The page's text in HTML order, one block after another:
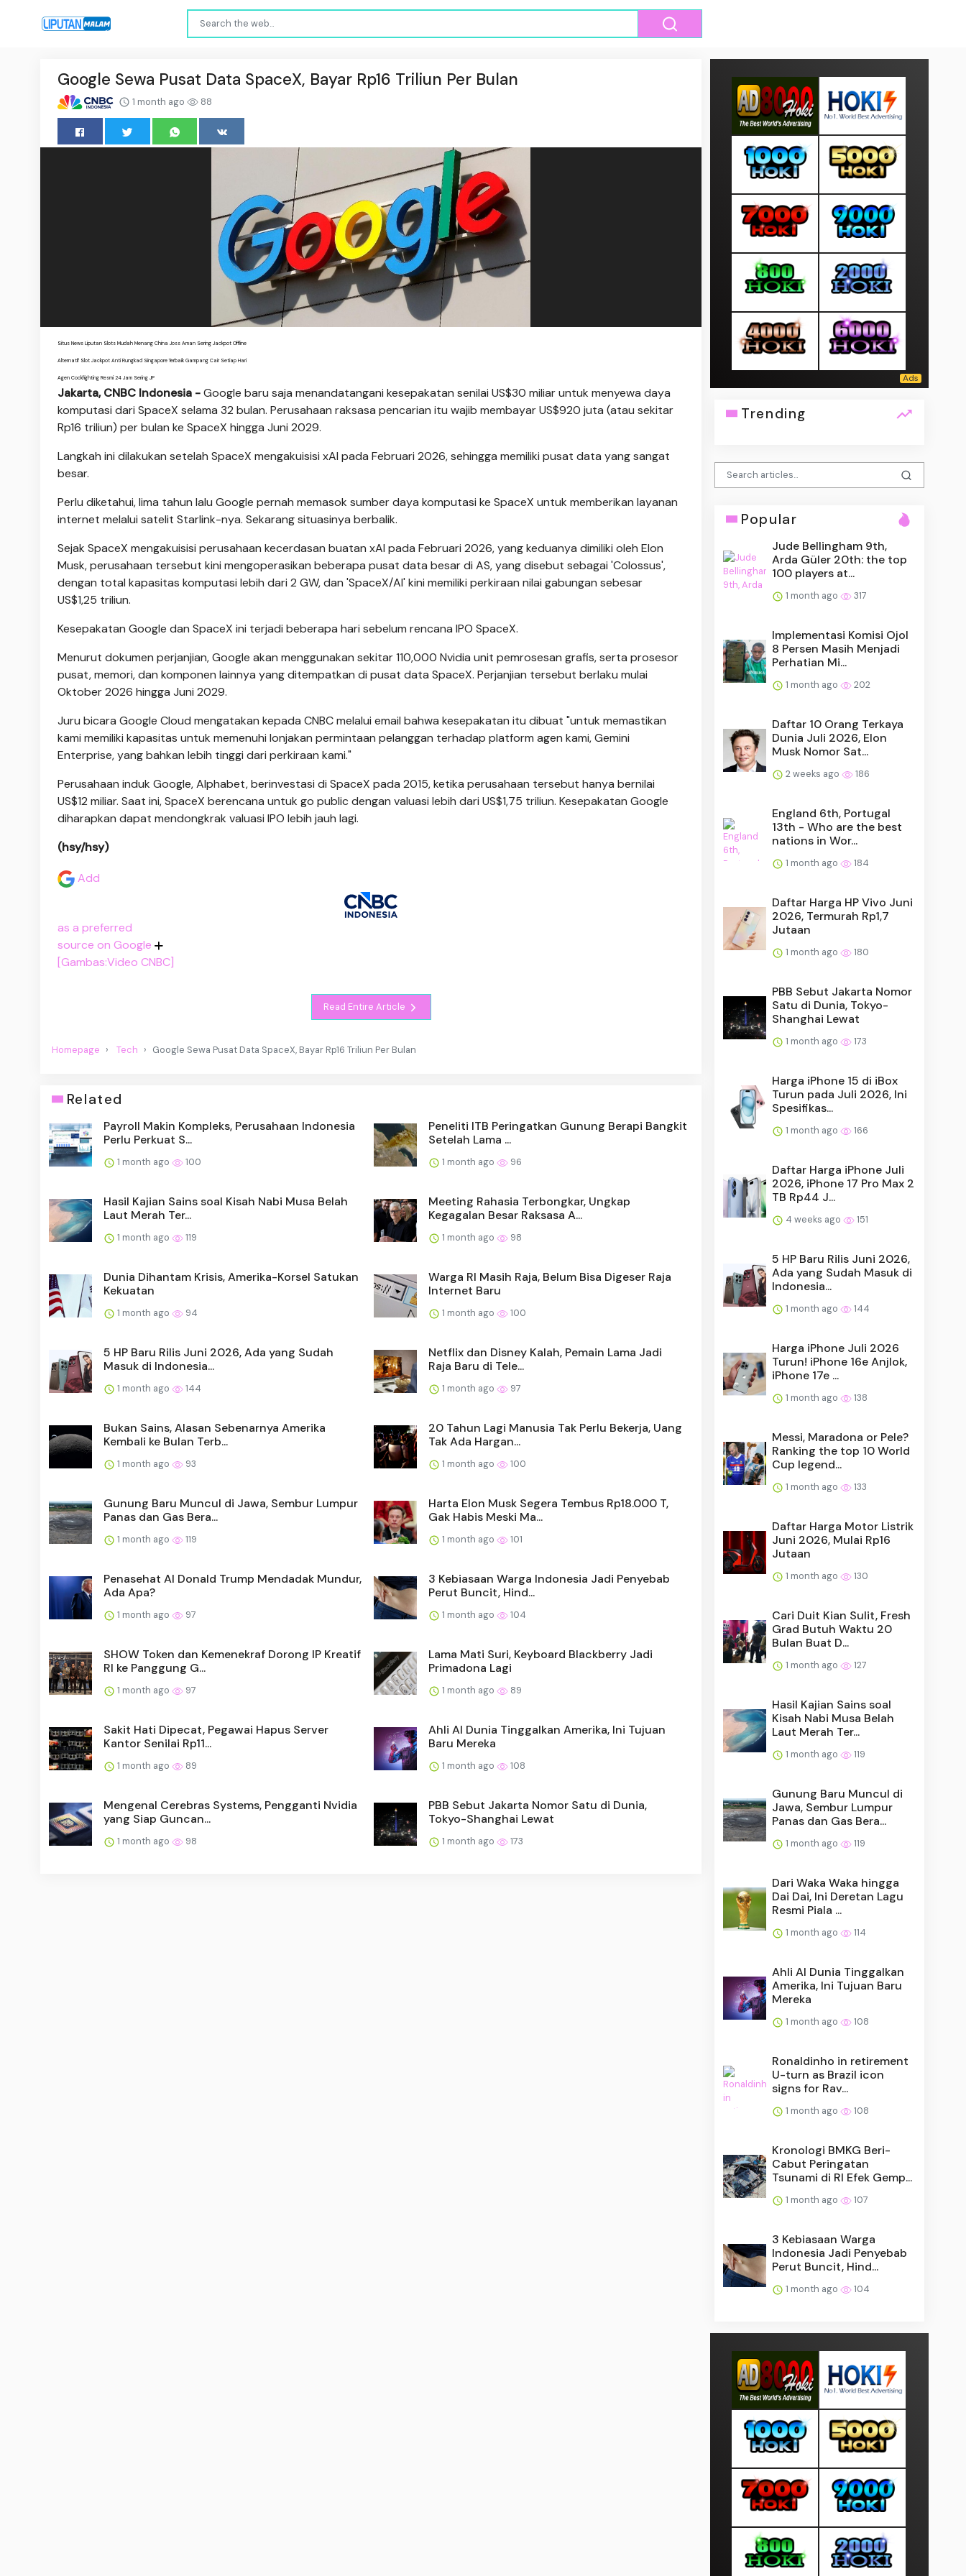
Google Sewa Pusat Data SpaceX, Bayar Rp16 Triliun Per Bulan
1 month ago 88
Situs News Liputan Slots Mudah Menang China Joss Aman Sering Jackpot Offline
Alternatif Slot Jackpot Anti Rungkad Singapore Terbaik Gampang Cair Setiap Hari
Agen Cockfighting Resmi 24 Jam Sering JP
Jakarta, CNBC Indonesia -Google baru saja menandatangani kesepakatan senilai US$30 miliar untuk menyewa daya
komputasi dari SpaceX selama 32 bulan. Perusahaan raksasa pencarian itu wajib membayar US$920 juta (atau sekitar
Rp16 triliun) per bulan ke SpaceX hingga Juni 2029.
Langkah ini dilakukan setelah SpaceX mengakuisisi xAI pada Februari 2026, sehingga memiliki pusat data yang sangat
besar.
Perlu diketahui, lima tahun lalu Google pernah memasok sumber daya komputasi ke SpaceX untuk memberikan layanan
internet melalui satelit Starlink-nya. Sekarang situasinya berbalik.
Sejak SpaceX mengakuisisi perusahaan kecerdasan buatan xAI pada Februari 2026, yang keduanya dimiliki oleh Elon
Musk, perusahaan tersebut kini mengoperasikan beberapa pusat data besar di AS, yang disebut sebagai 'Colossus',
dengan total kapasitas komputasi lebih dari 2 GW, dan 'SpaceX/AI' kini memiliki perkiraan nilai gabungan sebesar
US$1,25 triliun.
Kesepakatan Google dan SpaceX ini terjadi beberapa hari sebelum rencana IPO SpaceX.
Menurut dokumen perjanjian, Google akan menggunakan sekitar 110,000 Nvidia unit pemrosesan grafis, serta prosesor
pusat, memori, dan komponen lainnya yang ditempatkan di pusat data SpaceX. Perjanjian tersebut berlaku mulai
Oktober 2026 hingga Juni 2029.
Juru bicara Google Cloud mengatakan kepada CNBC melalui email bahwa kesepakatan itu dibuat "untuk memastikan
kami memiliki kapasitas untuk memenuhi lonjakan permintaan pelanggan terhadap platform agen kami, Gemini
Enterprise, yang bahkan lebih tinggi dari perkiraan kami."
Perusahaan induk Google, Alphabet, berinvestasi di SpaceX pada 2015, ketika perusahaan tersebut hanya bernilai
US$12 miliar. Saat ini, SpaceX berencana untuk go public dengan valuasi lebih dari US$1,75 triliun. Kesepakatan Google
diharapkan dapat mendongkrak valuasi IPO lebih jauh lagi.
(hsy/hsy)
Add
as a preferred
source on Google
[Gambas:Video CNBC]
Read Entire Article
Homepage Tech Google Sewa Pusat Data SpaceX, Bayar Rp16 Triliun Per Bulan
Related
Payroll Makin Kompleks, Perusahaan Indonesia
Perlu Perkuat S...
1 month ago 100
Peneliti ITB Peringatkan Gunung Berapi Bangkit
Setelah Lama ...
1 month ago 96
Hasil Kajian Sains soal Kisah Nabi Musa Belah
Laut Merah Ter...
1 month ago 119
Meeting Rahasia Terbongkar, Ungkap
Kegagalan Besar Raksasa A...
1 month ago 98
Dunia Dihantam Krisis, Amerika-Korsel Satukan
Kekuatan
1 month ago 94
Warga RI Masih Raja, Belum Bisa Digeser Raja
Internet Baru
1 month ago 100
5 HP Baru Rilis Juni 2026, Ada yang Sudah
Masuk di Indonesia...
1 month ago 144
Netflix dan Disney Kalah, Pemain Lama Jadi
Raja Baru di Tele...
1 month ago 97
Bukan Sains, Alasan Sebenarnya Amerika
Kembali ke Bulan Terb...
1 month ago 93
20 Tahun Lagi Manusia Tak Perlu Bekerja, Uang
Tak Ada Hargan...
1 month ago 100
Gunung Baru Muncul di Jawa, Sembur Lumpur
Panas dan Gas Bera...
1 month ago 119
Harta Elon Musk Segera Tembus Rp18.000 T,
Gak Habis Meski Ma...
1 month ago 101
Penasehat AI Donald Trump Mendadak Mundur,
Ada Apa?
1 month ago 97
3 Kebiasaan Warga Indonesia Jadi Penyebab
Perut Buncit, Hind...
1 month ago 104
SHOW Token dan Kemenekraf Dorong IP Kreatif
RI ke Panggung G...
1 month ago 97
Lama Mati Suri, Keyboard Blackberry Jadi
Primadona Lagi
1 month ago 89
Sakit Hati Dipecat, Pegawai Hapus Server
Kantor Senilai Rp11...
1 month ago 89
Ahli AI Dunia Tinggalkan Amerika, Ini Tujuan
Baru Mereka
1 month ago 108
Mengenal Cerebras Systems, Pengganti Nvidia
yang Siap Guncan...
1 month ago 98
PBB Sebut Jakarta Nomor Satu di Dunia,
Tokyo-Shanghai Lewat
1 month ago 173
Trending
Popular
Jude Bellingham 9th,
Arda Güler 20th: the top
100 players at...
1 month ago 317
Implementasi Komisi Ojol
8 Persen Masih Menjadi
Perhatian Mi...
1 month ago 202
Daftar 10 Orang Terkaya
Dunia Juli 2026, Elon
Musk Nomor Sat...
2 weeks ago 186
England 6th, Portugal
13th - Who are the best
nations in Wor...
1 month ago 184
Daftar Harga HP Vivo Juni
2026, Termurah Rp1,7
Jutaan
1 month ago 180
PBB Sebut Jakarta Nomor
Satu di Dunia, Tokyo-
Shanghai Lewat
1 month ago 173
Harga iPhone 15 di iBox
Turun pada Juli 2026, Ini
Spesifikas...
1 month ago 166
Daftar Harga iPhone Juli
2026, iPhone 17 Pro Max 2
TB Rp44 J...
4 weeks ago 151
5 HP Baru Rilis Juni 2026,
Ada yang Sudah Masuk di
Indonesia...
1 month ago 144
Harga iPhone Juli 2026
Turun! iPhone 16e Anjlok,
iPhone 17e ...
1 month ago 138
Messi, Maradona or Pele?
Ranking the top 10 World
Cup legend...
1 month ago 133
Daftar Harga Motor Listrik
Juni 2026, Mulai Rp16
Jutaan
1 month ago 130
Cari Duit Kian Sulit, Fresh
Grad Butuh Waktu 20
Bulan Buat D...
1 month ago 127
Hasil Kajian Sains soal
Kisah Nabi Musa Belah
Laut Merah Ter...
1 month ago 119
Gunung Baru Muncul di
Jawa, Sembur Lumpur
Panas dan Gas Bera...
1 month ago 119
Dari Waka Waka hingga
Dai Dai, Ini Deretan Lagu
Resmi Piala ...
1 month ago 114
Ahli AI Dunia Tinggalkan
Amerika, Ini Tujuan Baru
Mereka
1 month ago 108
Ronaldinho in retirement
U-turn as Brazil icon
signs for Rav...
1 month ago 108
Kronologi BMKG Beri-
Cabut Peringatan
Tsunami di RI Efek Gemp...
1 month ago 107
3 Kebiasaan Warga
Indonesia Jadi Penyebab
Perut Buncit, Hind...
1 month ago 104